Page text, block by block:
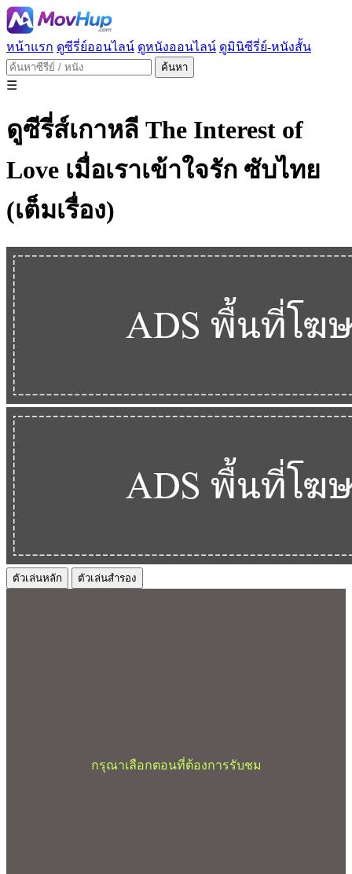
หน้าแรก ดูซีรี่ย์ออนไลน์ ดูหนังออนไลน์ ดูมินิซีรี่ย์-หนังสั้น
ค้นหา
☰
ดูซีรี่ส์เกาหลี The Interest of
Love เมื่อเราเข้าใจรัก ซับไทย
(เต็มเรื่อง)
ตัวเล่นหลัก ตัวเล่นสำรอง
กรุณาเลือกตอนที่ต้องการรับชม